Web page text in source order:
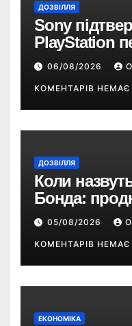
ДОЗВІЛЛЯ
Sony
PlayStation
на цифрові
06/08/2026
КОМЕНТАРІВ НЕМАЄ
ДОЗВІЛЛЯ
Коли
Бонда:
про терміни
05/08/2026
КОМЕНТАРІВ НЕМАЄ
ЕКОНОМІКА